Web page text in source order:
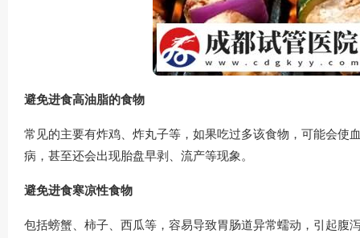
避免进食高油脂的食物
常见的主要有炸鸡、炸丸子等，如果吃过多该食物，可能会使
病，甚至还会出现胎盘早剥、流产等现象。
避免进食寒凉性食物
包括螃蟹、柿子、西瓜等，容易导致胃肠道异常蠕动，引起腹